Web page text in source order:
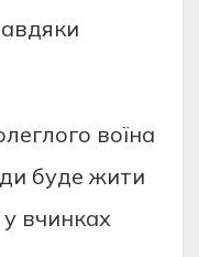
воїна
буде жити
вчинках